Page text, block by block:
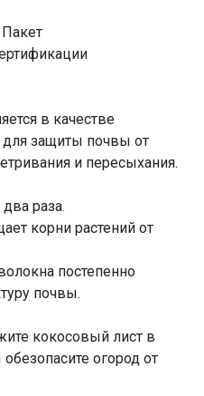
в качестве
защиты почвы от
и пересыхания.
раза.
корни растений от
постепенно
почвы.
кокосовый лист в
огород от